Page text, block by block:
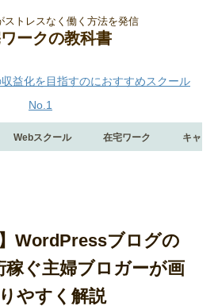
ストレスなく働く方法を発信
ークの教科書
益化を目指すのにおすすめスクール
No.1
Webスクール 在宅ワーク キャリ
】WordPressブログの
稼ぐ主婦ブロガーが画
やすく解説